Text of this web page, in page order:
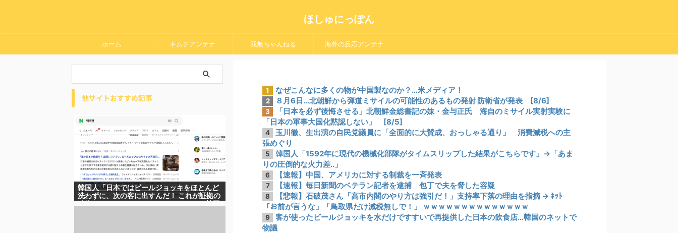
ほしゅにっぽん
ホーム キムチアンテナ 我無ちゃんねる 海外の反応アンテナ
1 なぜこんなに多くの物が中国製なのか？…米メディア！
2 ８月6日…北朝鮮から弾道ミサイルの可能性のあるもの発射 防衛省が発表 [8/6]
3
「日本を必ず後悔させる」北朝鮮金総書記の妹・金与正氏 海自のミサイル実射実験に
「日本の軍事大国化黙認しない」 [8/5]
4
玉川徹、生出演の自民党議員に「全面的に大賛成、おっしゃる通り」 消費減税への主
張めぐり
5
韓国人「1592年に現代の機械化部隊がタイムスリップした結果がこちらです」→「あま
りの圧倒的な火力差‥」
6 【速報】中国、アメリカに対する制裁を一斉発表
7 【速報】毎日新聞のベテラン記者を逮捕 包丁で夫を脅した容疑
8
【悲報】石破茂さん「高市内閣のやり方は強引だ！」支持率下落の理由を指摘 → ﾈｯﾄ
「お前が言うな」「鳥取県だけ減税無しで！」 ｗｗｗｗｗｗｗｗｗｗｗｗｗｗ
9
客が使ったビールジョッキを水だけですすいで再提供した日本の飲食店…韓国のネットで
物議
他サイトおすすめ記事
韓国人「日本ではビールジョッキをほとんど
洗わずに、次の客に出すんだ！ これが証拠の